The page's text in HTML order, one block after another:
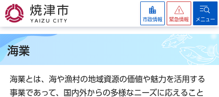
焼津市
市政情報 緊急情報 メニュー
海業
海業とは、海や漁村の地域資源の価値や魅力を活用する
事業であって、国内外からの多様なニーズに応えること